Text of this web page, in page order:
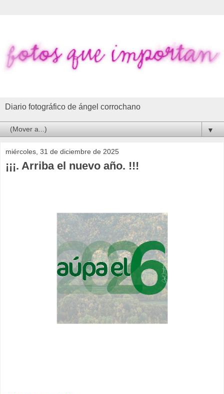
Diario fotográfico de ángel corrochano
▼
miércoles, 31 de diciembre de 2025
¡¡¡. Arriba el nuevo año. !!!